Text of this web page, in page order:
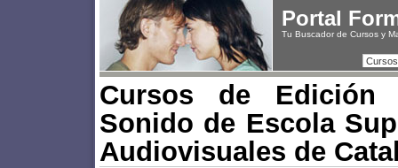
Portal
Tu Buscador de Cursos y
Cursos de
Sonido de Escola
Audiovisuales de